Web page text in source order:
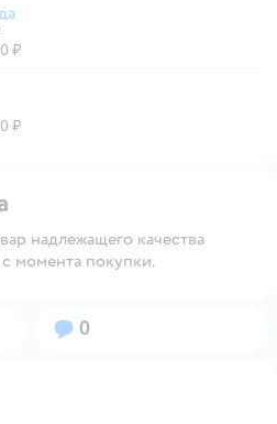
₽
₽
надлежащего качества
момента покупки.
Вопросов:
0